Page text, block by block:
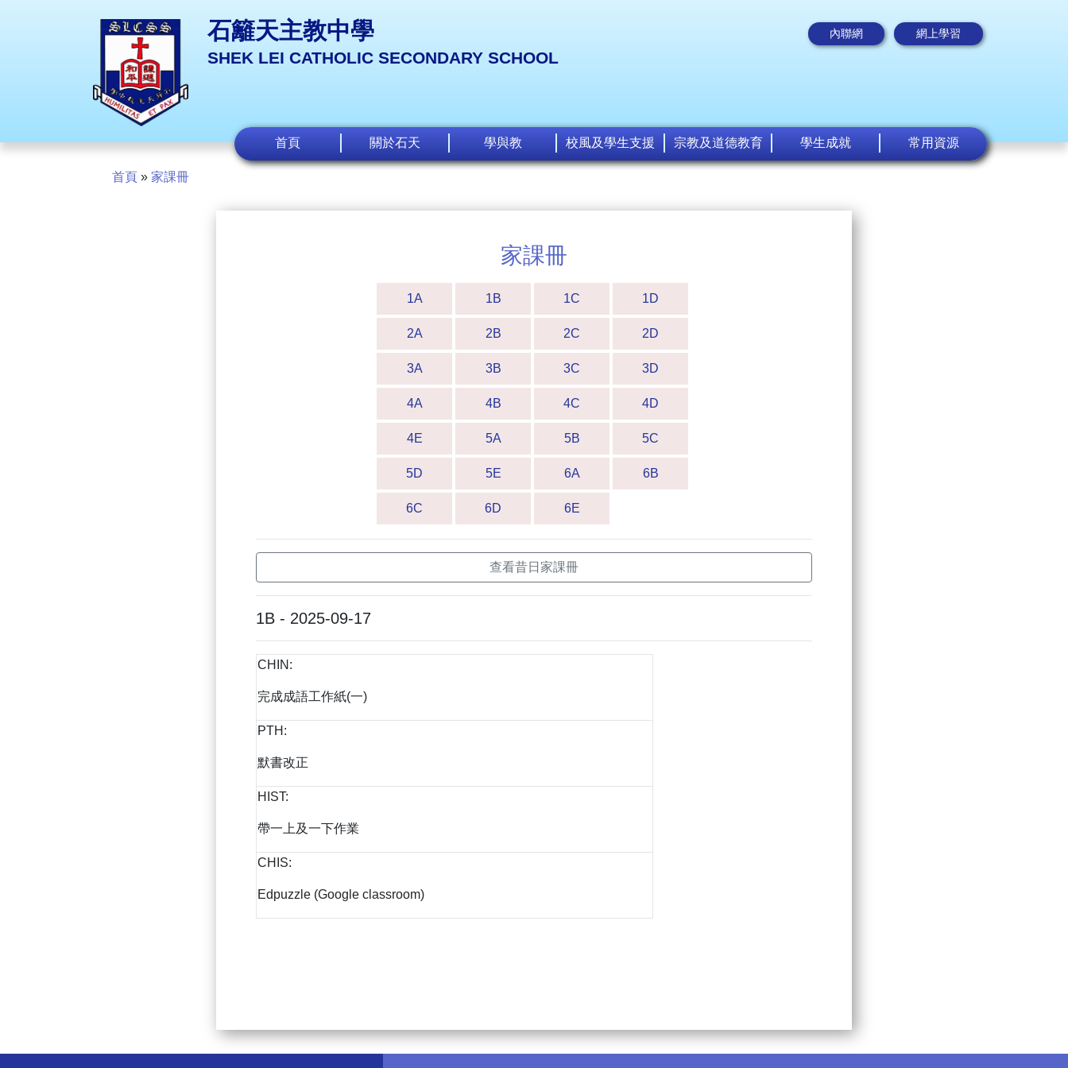
石籬天主教中學
SHEK LEI CATHOLIC SECONDARY SCHOOL
內聯網 網上學習
首頁 關於石天 學與教 校風及學生支援 宗教及道德教育 學生成就 常用資源
首頁 » 家課冊
家課冊
1A 1B 1C 1D
2A 2B 2C 2D
3A 3B 3C 3D
4A 4B 4C 4D
4E 5A 5B 5C
5D 5E 6A 6B
6C 6D 6E
查看昔日家課冊
1B - 2025-09-17
CHIN:
完成成語工作紙(一)
PTH:
默書改正
HIST:
帶一上及一下作業
CHIS:
Edpuzzle (Google classroom)